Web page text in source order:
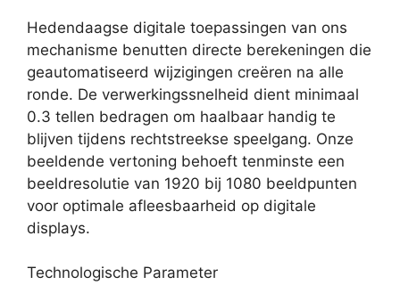
Hedendaagse digitale toepassingen van ons
mechanisme benutten directe berekeningen die
geautomatiseerd wijzigingen creëren na alle
ronde. De verwerkingssnelheid dient minimaal
0.3 tellen bedragen om haalbaar handig te
blijven tijdens rechtstreekse speelgang. Onze
beeldende vertoning behoeft tenminste een
beeldresolutie van 1920 bij 1080 beeldpunten
voor optimale afleesbaarheid op digitale
displays.
Technologische Parameter